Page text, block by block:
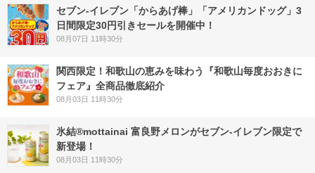
セブン‐イレブン「からあげ棒」「アメリカンドッグ」3
日間限定30円引きセールを開催中！
08月07日 11時30分
関西限定！和歌山の恵みを味わう『和歌山毎度おおきに
フェア』全商品徹底紹介
08月03日 11時30分
氷結®mottainai 富良野メロンがセブン‐イレブン限定で
新登場！
08月03日 11時30分